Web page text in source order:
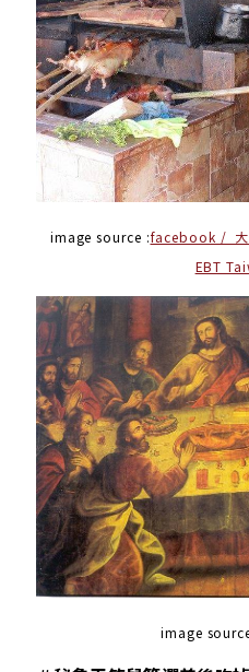
image source :facebook / 大
EBT
image